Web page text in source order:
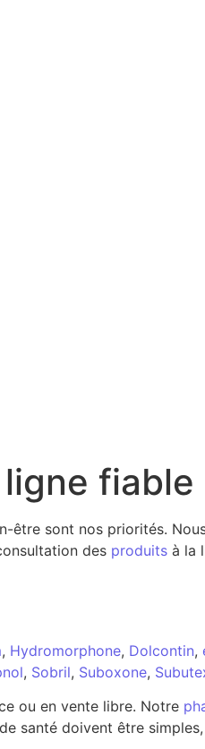
fiable
sont nos priorités.
des produits à la
, Hydromorphone, Dolcontin,
, Sobril, Suboxone,
ou en vente libre. Notre
santé doivent être simples,